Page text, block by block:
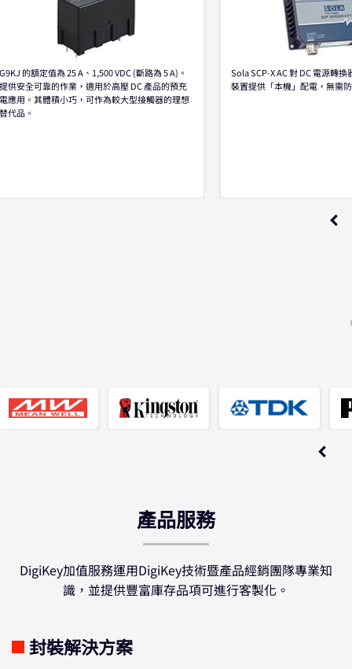
G9KJ 的額定值為 25 A、1,500 VDC (斷路為 5 A)。
提供安全可靠的作業，適用於高壓 DC 產品的預充
電應用。其體積小巧，可作為較大型接觸器的理想
替代品。
Sola SCP-X AC 對 DC 電源轉
裝置提供「本機」配電，無需
產品服務
DigiKey加值服務運用DigiKey技術暨產品經銷團隊專業知
識，並提供豐富庫存品項可進行客製化。
封裝解決方案